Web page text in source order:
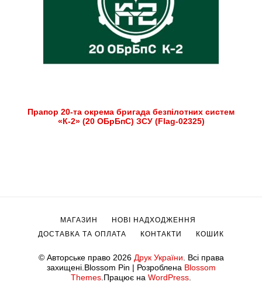
Прапор 20-та окрема бригада безпілотних систем
«К-2» (20 ОБрБпС) ЗСУ (Flag-02325)
© Авторське право 2026 Друк України . Всі права
захищені. Blossom Pin | Розроблена Blossom
Themes .Працює на WordPress
МАГАЗИН
НОВІ НАДХОДЖЕННЯ
ДОСТАВКА ТА ОПЛАТА
КОНТАКТИ КОШИК